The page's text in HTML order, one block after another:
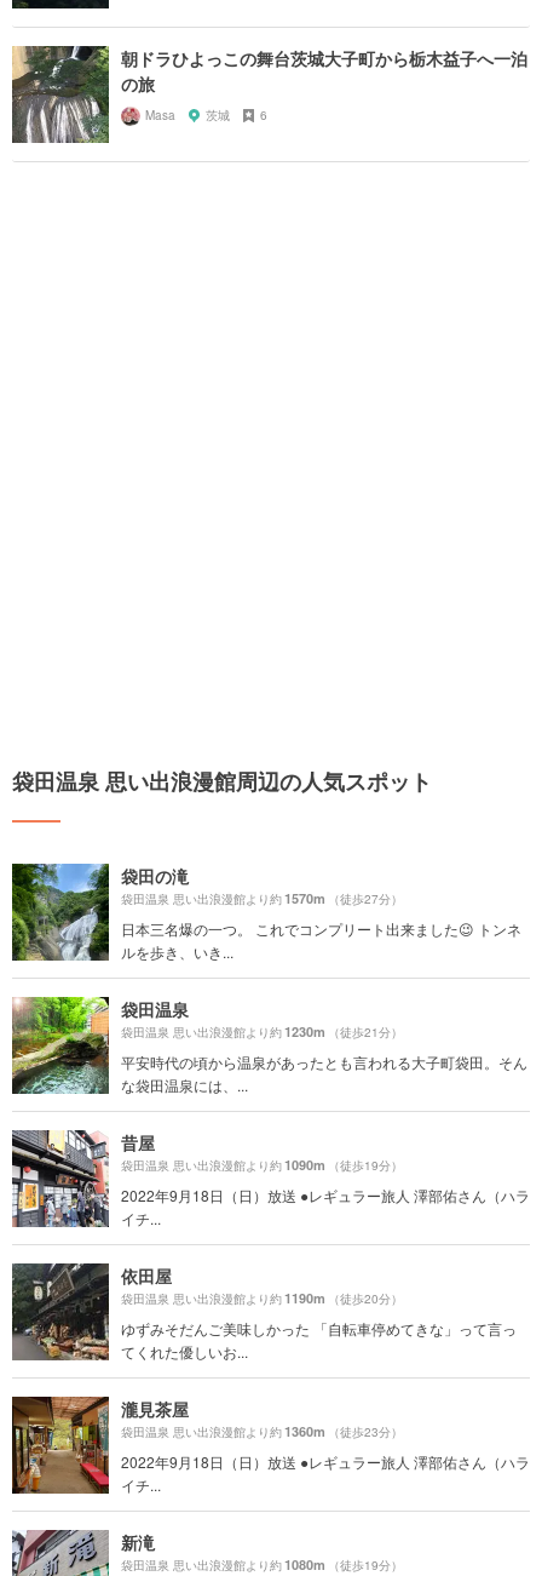
朝ドラひよっこの舞台茨城大子町から栃木益子へ一泊
の旅
Masa 茨城 6
袋田温泉 思い出浪漫館周辺の人気スポット
袋田の滝
袋田温泉 思い出浪漫館より約1570m （徒歩27分）
日本三名爆の一つ。 これでコンプリート出来ました😉 トンネ
ルを歩き、いき...
袋田温泉
袋田温泉 思い出浪漫館より約1230m （徒歩21分）
平安時代の頃から温泉があったとも言われる大子町袋田。そん
な袋田温泉には、...
昔屋
袋田温泉 思い出浪漫館より約1090m （徒歩19分）
2022年9月18日（日）放送 ●レギュラー旅人 澤部佑さん（ハラ
イチ...
依田屋
袋田温泉 思い出浪漫館より約1190m （徒歩20分）
ゆずみそだんご美味しかった 「自転車停めてきな」って言っ
てくれた優しいお...
瀧見茶屋
袋田温泉 思い出浪漫館より約1360m （徒歩23分）
2022年9月18日（日）放送 ●レギュラー旅人 澤部佑さん（ハラ
イチ...
新滝
袋田温泉 思い出浪漫館より約1080m （徒歩19分）